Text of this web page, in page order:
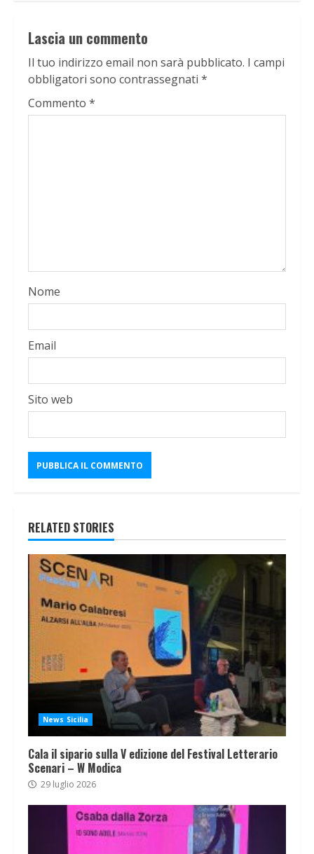
Lascia un commento
Il tuo indirizzo email non sarà pubblicato. I campi
obbligatori sono contrassegnati *
Commento *
Nome
Email
Sito web
RELATED STORIES
News Sicilia
Cala il sipario sulla V edizione del Festival Letterario
Scenari – W Modica
29 luglio 2026